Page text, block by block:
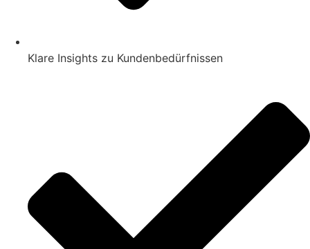
Klare Insights zu Kundenbedürfnissen